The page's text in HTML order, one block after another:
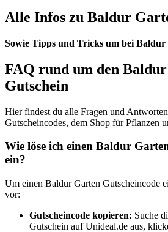
Alle Infos zu Baldur
Sowie Tipps und Tricks um bei Baldur
FAQ rund um den
Gutschein
Hier findest du alle Fragen und
Gutscheincodes, dem Shop für Pflanzen
Wie löse ich einen Baldur
ein?
Um einen Baldur Garten Gutscheincode
vor:
Gutscheincode kopieren: Suche
Gutschein auf Unideal.de aus,